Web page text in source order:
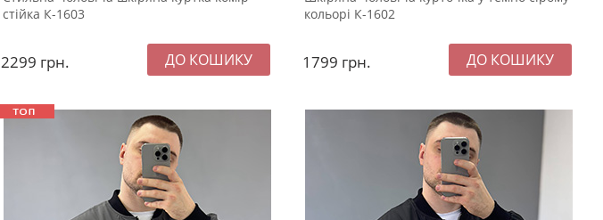
стійка К-1603
2299 грн.
кольорі К-1602
1799 грн.